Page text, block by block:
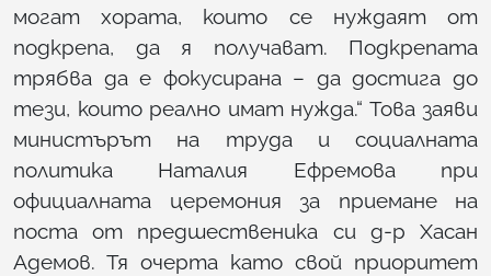
могат хората, които се нуждаят от
подкрепа, да я получават. Подкрепата
трябва да е фокусирана – да достига до
тези, които реално имат нужда.“ Това заяви
министърът на труда и социалната
политика Наталия Ефремова при
официалната церемония за приемане на
поста от предшественика си д-р Хасан
Адемов. Тя очерта като свой приоритет